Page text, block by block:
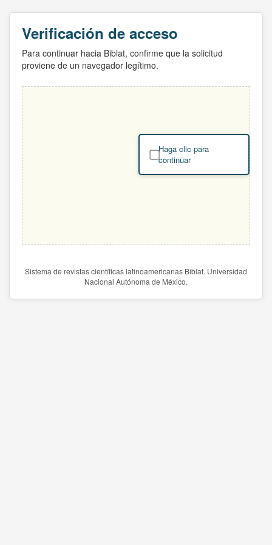
Verificación de acceso
Para continuar hacia Biblat, confirme que la solicitud
proviene de un navegador legítimo.
Haga clic para
continuar
Sistema de revistas científicas latinoamericanas Biblat. Universidad
Nacional Autónoma de México.